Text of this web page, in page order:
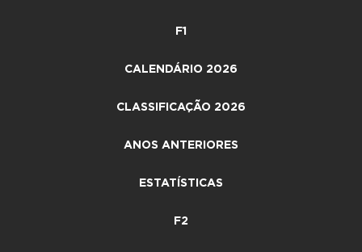
F1
CALENDÁRIO 2026
CLASSIFICAÇÃO 2026
ANOS ANTERIORES
ESTATÍSTICAS
F2